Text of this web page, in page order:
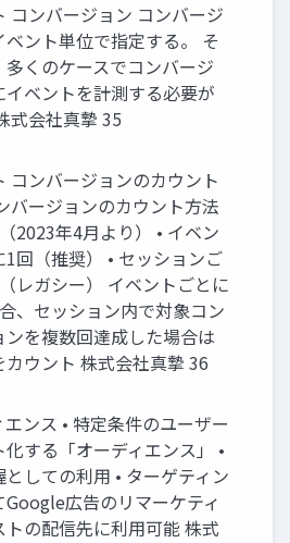
コンバージョン コンバージ
ベント単位で指定する。 そ
多くのケースでコンバージ
イベントを計測する必要が
式会社真摯 35
コンバージョンのカウント
バージョンのカウント方法
2023年4月より） • イベン
1回（推奨） • セッションご
レガシー） イベントごとに
、セッション内で対象コン
ンを複数回達成した場合は
カウント 株式会社真摯 36
ンス • 特定条件のユーザー
化する「オーディエンス」 •
しての利用 • ターゲティン
Google広告のリマーケティ
トの配信先に利用可能 株式